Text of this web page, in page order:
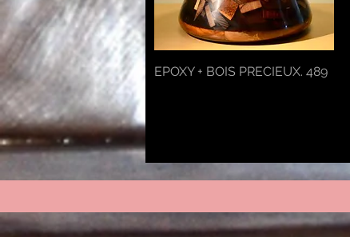
Aperçu rapide
EPOXY + BOIS PRECIEUX. 489